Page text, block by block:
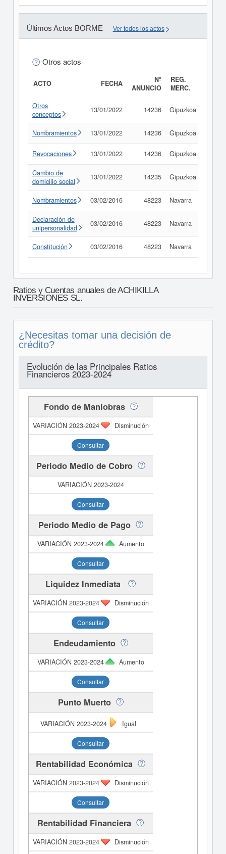
Últimos Actos BORME Ver todos los actos
Otros actos
ACTO FECHA
Nº
ANUNCIO
REG.
MERC.
Otros
conceptos
13/01/2022 14236 Gipuzkoa
Nombramientos 13/01/2022 14236 Gipuzkoa
Revocaciones 13/01/2022 14236 Gipuzkoa
Cambio de
domicilio social
13/01/2022 14235 Gipuzkoa
Nombramientos 03/02/2016 48223 Navarra
Declaración de
unipersonalidad
03/02/2016 48223 Navarra
Constitución 03/02/2016 48223 Navarra
Ratios y Cuentas anuales de ACHIKILLA
INVERSIONES SL.
¿Necesitas tomar una decisión de
crédito?
Evolución de las Principales Ratios
Financieros 2023-2024
Fondo de Maniobras
Disminución
Consultar
Periodo Medio de Cobro
Consultar
Periodo Medio de Pago
Aumento
Consultar
Liquidez Inmediata
Disminución
Consultar
Endeudamiento
Aumento
Consultar
Punto Muerto
Igual
Consultar
Rentabilidad Económica
Disminución
Consultar
Rentabilidad Financiera
Disminución